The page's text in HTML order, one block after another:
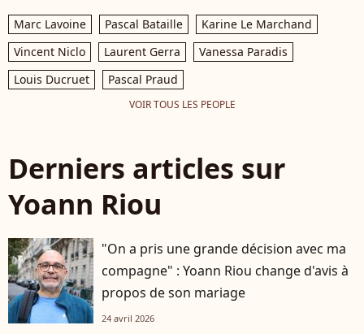
Marc Lavoine Pascal Bataille
Karine Le Marchand
Vincent Niclo
Laurent Gerra
Vanessa Paradis
Louis Ducruet
Pascal Praud
VOIR TOUS LES PEOPLE
Derniers articles sur
Yoann Riou
"On a pris une grande décision avec ma
compagne" : Yoann Riou change d'avis à
propos de son mariage
24 avril 2026